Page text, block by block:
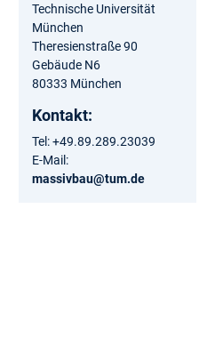
Technische Universität
München
Theresienstraße 90
Gebäude N6
80333 München
Kontakt:
Tel: +49.89.289.23039
E-Mail:
massivbau@tum.de